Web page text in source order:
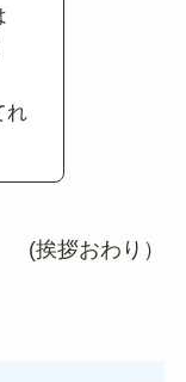
れ
(挨拶おわり）